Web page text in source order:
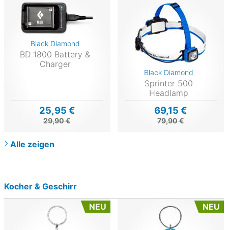
Black Diamond
BD 1800 Battery &
Charger
25,95 €
29,90 €
Black Diamond
Sprinter 500
Headlamp
69,15 €
79,90 €
Alle zeigen
Kocher & Geschirr
NEU
NEU